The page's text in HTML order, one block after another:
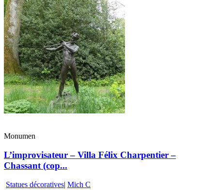
Monumen
L’improvisateur – Villa Félix Charpentier –
Chassant (cop...
Statues décoratives| Mich C